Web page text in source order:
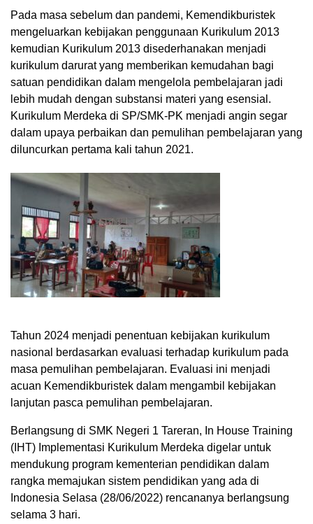
Pada masa sebelum dan pandemi, Kemendikburistek
mengeluarkan kebijakan penggunaan Kurikulum 2013
kemudian Kurikulum 2013 disederhanakan menjadi
kurikulum darurat yang memberikan kemudahan bagi
satuan pendidikan dalam mengelola pembelajaran jadi
lebih mudah dengan substansi materi yang esensial.
Kurikulum Merdeka di SP/SMK-PK menjadi angin segar
dalam upaya perbaikan dan pemulihan pembelajaran yang
diluncurkan pertama kali tahun 2021.
Tahun 2024 menjadi penentuan kebijakan kurikulum
nasional berdasarkan evaluasi terhadap kurikulum pada
masa pemulihan pembelajaran. Evaluasi ini menjadi
acuan Kemendikburistek dalam mengambil kebijakan
lanjutan pasca pemulihan pembelajaran.
Berlangsung di SMK Negeri 1 Tareran, In House Training
(IHT) Implementasi Kurikulum Merdeka digelar untuk
mendukung program kementerian pendidikan dalam
rangka memajukan sistem pendidikan yang ada di
Indonesia Selasa (28/06/2022) rencananya berlangsung
selama 3 hari.